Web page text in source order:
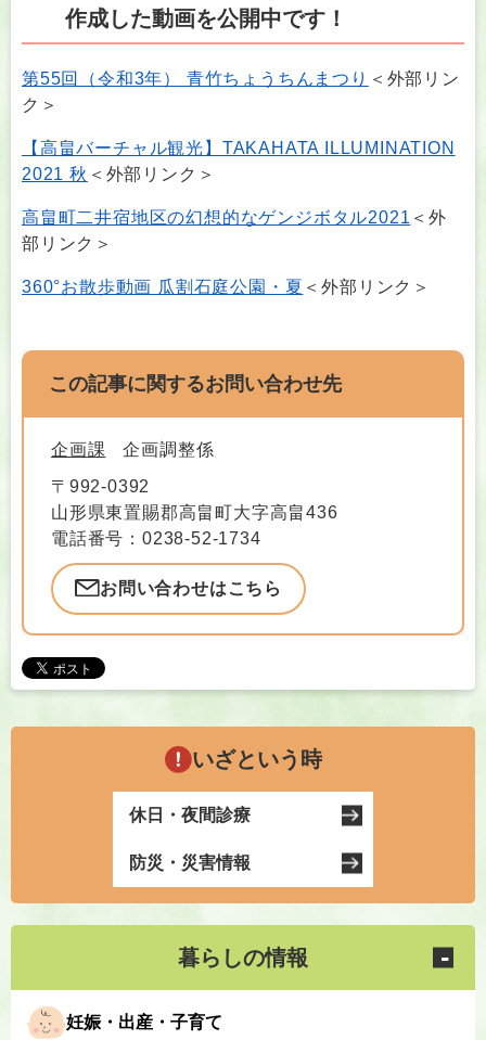
作成した動画を公開中です！
第55回（令和3年） 青竹ちょうちんまつり ＜外部リン
ク＞
【高畠バーチャル観光】TAKAHATA ILLUMINATION
2021 秋 ＜外部リンク＞
高畠町二井宿地区の幻想的なゲンジボタル2021 ＜外
部リンク＞
360°お散歩動画 瓜割石庭公園・夏 ＜外部リンク＞
この記事に関するお問い合わせ先
企画課
企画調整係
〒992-0392
山形県東置賜郡高畠町大字高畠436
電話番号：0238-52-1734
お問い合わせはこちら
いざという時
休日・夜間診療
防災・災害情報
暮らしの情報
妊娠・出産・子育て